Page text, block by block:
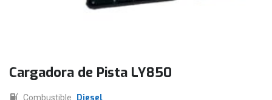
Cargadora de Pista LY850
Combustible Diesel